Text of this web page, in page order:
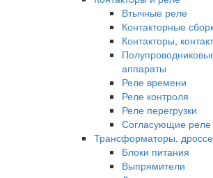
Втычные реле
Контакторные
Контакторы,
аппараты
Реле времени
Реле контроля
Реле перегрузки
Согласующие реле
Трансформаторы,
Блоки питания
Выпрямители